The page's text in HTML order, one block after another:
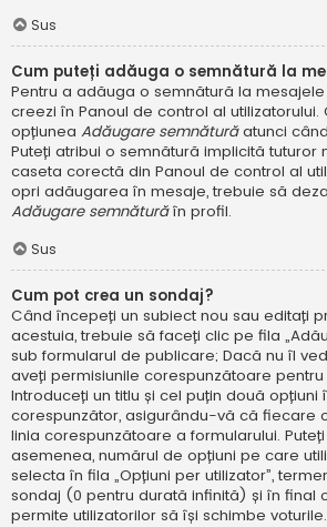
Sus
Cum puteți adăuga o semnătură la
Pentru a adăuga o semnătură la
creezi în Panoul de control al
opțiunea Adăugare semnăturăatunci
Puteți atribui o semnătură implicită tuturor
caseta corectă din Panoul de control al
opri adăugarea în mesaje, trebuie să
Adăugare semnăturăîn profil.
Sus
Cum pot crea un sondaj?
Când începeți un subiect nou sau editați
acestuia, trebuie să faceți clic pe fila
sub formularul de publicare; Dacă nu îl
aveți permisiunile corespunzătoare
Introduceți un titlu și cel puțin două opțiuni
corespunzător, asigurându-vă că fiecare
linia corespunzătoare a formularului.
asemenea, numărul de opțiuni pe care
selecta în fila „Opțiuni per utilizator”,
sondaj (0 pentru durată infinită) și în final
permite utilizatorilor să își schimbe voturile.